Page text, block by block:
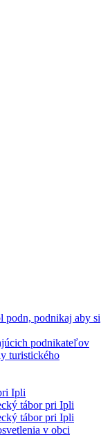
podn, podnikaj aby si
podnikateľov
turistického
Ipli
tábor pri Ipli
tábor pri Ipli
v obci